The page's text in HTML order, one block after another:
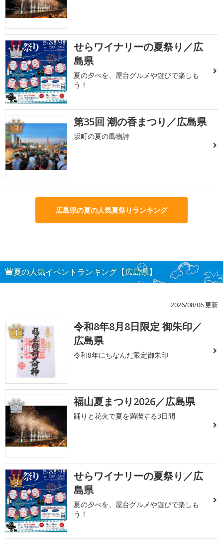
2
せらワイナリーの夏祭り／広
島県
夏の夕べを、屋台グルメや遊びで楽しも
う！
3 第35回 潮の香まつり／広島県
坂町の夏の風物詩
広島県の夏の人気夏祭りランキング
夏の人気イベントランキング【広島県】
2026/08/06 更新
1
令和8年8月8日限定 御朱印／
広島県
令和8年にちなんだ限定御朱印
2 福山夏まつり2026／広島県
踊りと花火で夏を満喫する3日間
3
せらワイナリーの夏祭り／広
島県
夏の夕べを、屋台グルメや遊びで楽しも
う！